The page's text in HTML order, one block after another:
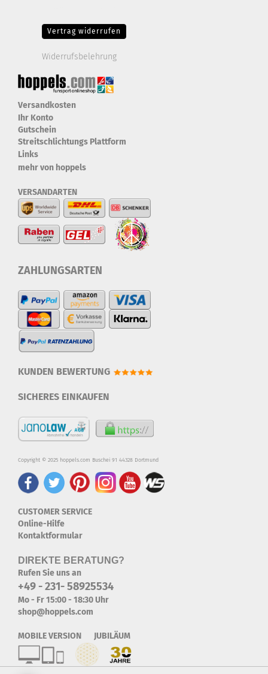
Vertrag widerrufen
Widerrufsbelehrung
Versandkosten
Ihr Konto
Gutschein
Streitschlichtungs Plattform
Links
mehr von hoppels
VERSANDARTEN
ZAHLUNGSARTEN
KUNDEN BEWERTUNG
SICHERES EINKAUFEN
Copyright © 2025 hoppels.com Buschei 91 44328 Dortmund
CUSTOMER SERVICE
Online-Hilfe
Kontaktformular
DIREKTE BERATUNG?
Rufen Sie uns an
+49 - 231- 58925534
Mo - Fr 15:00 - 18:30 Uhr
shop@hoppels.com
MOBILE VERSION JUBILÄUM